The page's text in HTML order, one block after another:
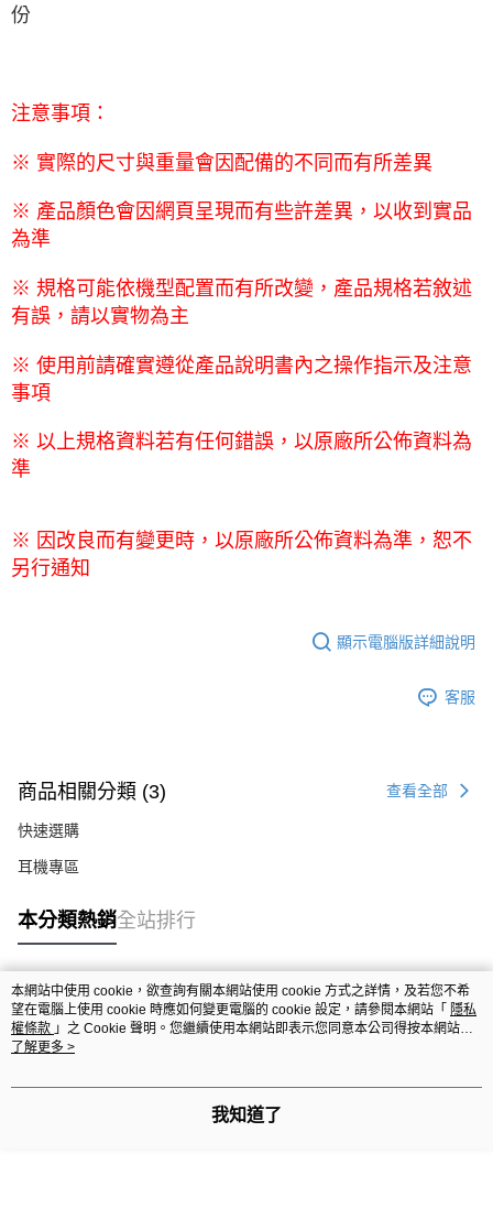
份
注意事項：
※ 實際的尺寸與重量會因配備的不同而有所差異
※ 產品顏色會因網頁呈現而有些許差異，以收到實品
為準
※ 規格可能依機型配置而有所改變，產品規格若敘述
有誤，請以實物為主
※ 使用前請確實遵從產品說明書內之操作指示及注意
事項
※ 以上規格資料若有任何錯誤，以原廠所公佈資料為
準
※ 因改良而有變更時，以原廠所公佈資料為準，恕不
另行通知
顯示電腦版詳細說明
客服
商品相關分類 (3) 查看全部
快速選購
耳機專區
本分類熱銷全站排行
熱門標籤
本網站中使用 cookie，欲查詢有關本網站使用 cookie 方式之詳情，及若您不希
望在電腦上使用 cookie 時應如何變更電腦的 cookie 設定，請參閱本網站「 隱私
權條款 」之 Cookie 聲明。您繼續使用本網站即表示您同意本公司得按本網站使
用條款之 Cookie 聲明使用 cookie。
了解更多 >
我知道了